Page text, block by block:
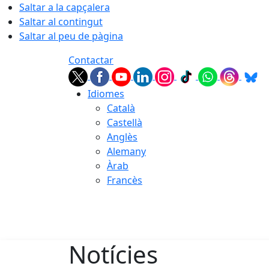
Saltar a la capçalera
Saltar al contingut
Saltar al peu de pàgina
Contactar
Idiomes
Català
Castellà
Anglès
Alemany
Àrab
Francès
Notícies